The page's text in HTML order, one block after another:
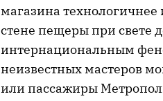
магазина
стене пещеры при свете
интернациональным
неизвестных мастеров
или пассажиры